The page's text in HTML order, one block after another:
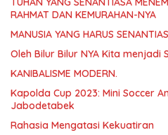
RAHMAT DAN KEMURAHAN-NYA
MANUSIA YANG HARUS
Oleh Bilur Bilur NYA Kita menjadi
KANIBALISME MODERN.
Kapolda Cup 2023: Mini Soccer
Jabodetabek
Rahasia Mengatasi Kekuatiran